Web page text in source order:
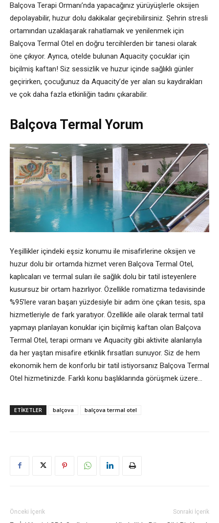
Balçova Terapi Ormanı’nda yapacağınız yürüyüşlerle oksijen
depolayabilir, huzur dolu dakikalar geçirebilirsiniz. Şehrin stresli
ortamından uzaklaşarak rahatlamak ve yenilenmek için
Balçova Termal Otel en doğru tercihlerden bir tanesi olarak
öne çıkıyor. Ayrıca, otelde bulunan Aquacity çocuklar için
biçilmiş kaftan! Siz sessizlik ve huzur içinde sağlıklı günler
geçirirken, çocuğunuz da Aquacity’de yer alan su kaydırakları
ve çok daha fazla etkinliğin tadını çıkarabilir.
Balçova Termal Yorum
Yeşillikler içindeki eşsiz konumu ile misafirlerine oksijen ve
huzur dolu bir ortamda hizmet veren Balçova Termal Otel,
kaplıcaları ve termal suları ile sağlık dolu bir tatil isteyenlere
kusursuz bir ortam hazırlıyor. Özellikle romatizma tedavisinde
%95’lere varan başarı yüzdesiyle bir adım öne çıkan tesis, spa
hizmetleriyle de fark yaratıyor. Özellikle aile olarak termal tatil
yapmayı planlayan konuklar için biçilmiş kaftan olan Balçova
Termal Otel, terapi ormanı ve Aquacity gibi aktivite alanlarıyla
da her yaştan misafire etkinlik fırsatları sunuyor. Siz de hem
ekonomik hem de konforlu bir tatil istiyorsanız Balçova Termal
Otel hizmetinizde. Farklı konu başlıklarında görüşmek üzere…
ETIKETLER balçova balçova termal otel
Önceki İçerik Sonraki İçerik